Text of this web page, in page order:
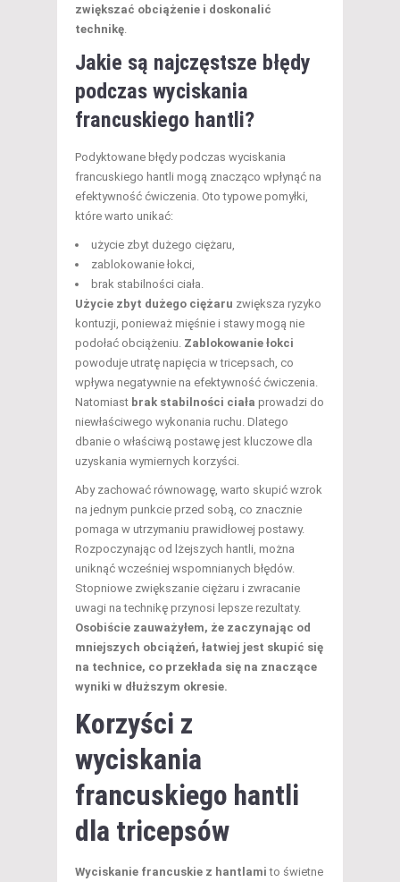
zwiększać obciążenie i doskonalić
technikę.
Jakie są najczęstsze błędy
podczas wyciskania
francuskiego hantli?
Podyktowane błędy podczas wyciskania
francuskiego hantli mogą znacząco wpłynąć na
efektywność ćwiczenia. Oto typowe pomyłki,
które warto unikać:
użycie zbyt dużego ciężaru,
zablokowanie łokci,
brak stabilności ciała.
Użycie zbyt dużego ciężaru zwiększa ryzyko
kontuzji, ponieważ mięśnie i stawy mogą nie
podołać obciążeniu. Zablokowanie łokci
powoduje utratę napięcia w tricepsach, co
wpływa negatywnie na efektywność ćwiczenia.
Natomiast brak stabilności ciała prowadzi do
niewłaściwego wykonania ruchu. Dlatego
dbanie o właściwą postawę jest kluczowe dla
uzyskania wymiernych korzyści.
Aby zachować równowagę, warto skupić wzrok
na jednym punkcie przed sobą, co znacznie
pomaga w utrzymaniu prawidłowej postawy.
Rozpoczynając od lżejszych hantli, można
uniknąć wcześniej wspomnianych błędów.
Stopniowe zwiększanie ciężaru i zwracanie
uwagi na technikę przynosi lepsze rezultaty.
Osobiście zauważyłem, że zaczynając od
mniejszych obciążeń, łatwiej jest skupić się
na technice, co przekłada się na znaczące
wyniki w dłuższym okresie.
Korzyści z
wyciskania
francuskiego hantli
dla tricepsów
Wyciskanie francuskie z hantlami to świetne